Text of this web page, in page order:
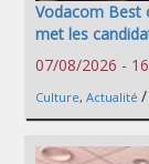
Vodacom Best
met les
07/08/2026 -
Culture, Actualité /